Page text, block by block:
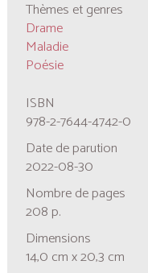
Thèmes et genres
Drame
Maladie
Poésie
ISBN
978-2-7644-4742-0
Date de parution
2022-08-30
Nombre de pages
208 p.
Dimensions
14,0 cm x 20,3 cm